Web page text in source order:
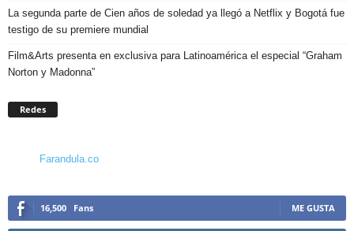
La segunda parte de Cien años de soledad ya llegó a Netflix y Bogotá fue
testigo de su premiere mundial
Film&Arts presenta en exclusiva para Latinoamérica el especial “Graham
Norton y Madonna”
Redes
Farandula.co
16,500 Fans ME GUSTA